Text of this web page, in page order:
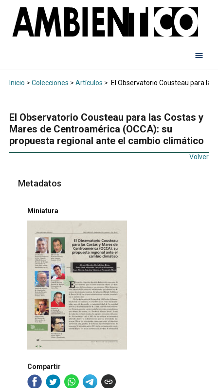
Inicio > Colecciones > Artículos > El Observatorio Cousteau para
El Observatorio Cousteau para las Costas y
Mares de Centroamérica (OCCA): su
propuesta regional ante el cambio climático
Volver
Metadatos
Miniatura
Compartir